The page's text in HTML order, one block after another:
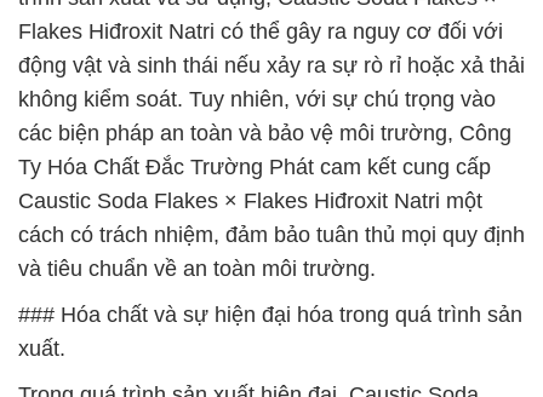
Flakes Hiđroxit Natri có thể gây ra nguy cơ đối với
động vật và sinh thái nếu xảy ra sự rò rỉ hoặc xả thải
không kiểm soát. Tuy nhiên, với sự chú trọng vào
các biện pháp an toàn và bảo vệ môi trường, Công
Ty Hóa Chất Đắc Trường Phát cam kết cung cấp
Caustic Soda Flakes × Flakes Hiđroxit Natri một
cách có trách nhiệm, đảm bảo tuân thủ mọi quy định
và tiêu chuẩn về an toàn môi trường.
### Hóa chất và sự hiện đại hóa trong quá trình sản
xuất.